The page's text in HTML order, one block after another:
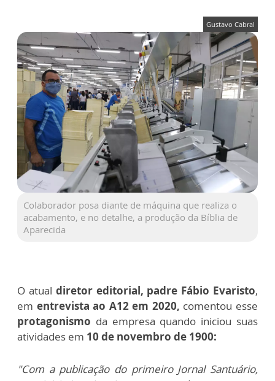
Gustavo Cabral
Colaborador posa diante de máquina que realiza o
acabamento, e no detalhe, a produção da Bíblia de
Aparecida
O atual diretor editorial, padre Fábio Evaristo,
em entrevista ao A12 em 2020, comentou esse
protagonismo da empresa quando iniciou suas
atividades em 10 de novembro de 1900:
"Com a publicação do primeiro Jornal Santuário,